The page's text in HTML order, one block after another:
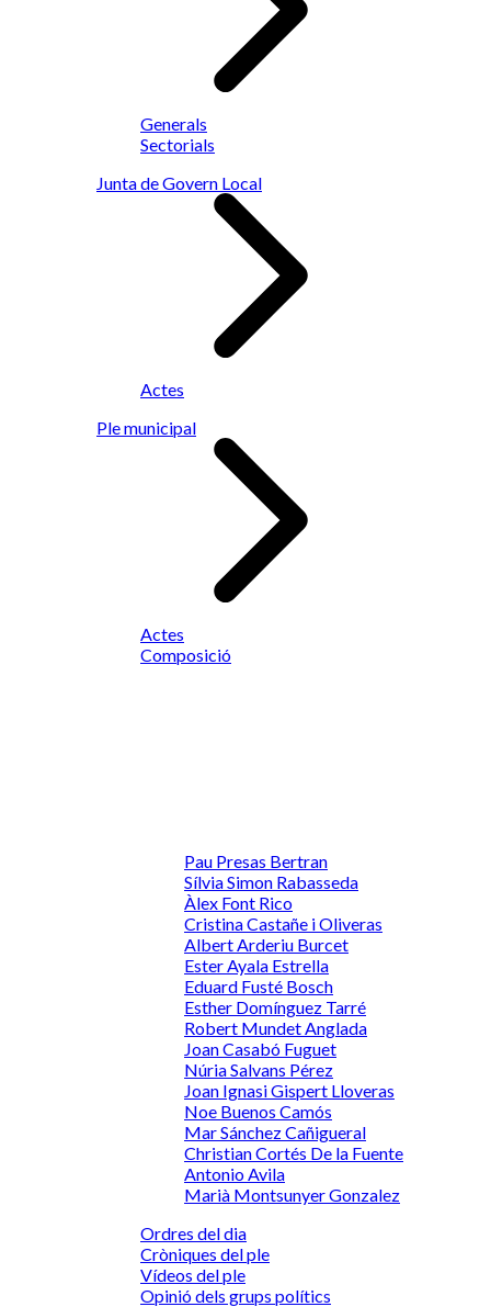
Generals
Sectorials
Junta de Govern Local
Actes
Ple municipal
Actes
Composició
Pau Presas Bertran
Sílvia Simon Rabasseda
Àlex Font Rico
Cristina Castañe i Oliveras
Albert Arderiu Burcet
Ester Ayala Estrella
Eduard Fusté Bosch
Esther Domínguez Tarré
Robert Mundet Anglada
Joan Casabó Fuguet
Núria Salvans Pérez
Joan Ignasi Gispert Lloveras
Noe Buenos Camós
Mar Sánchez Cañigueral
Christian Cortés De la Fuente
Antonio Avila
Marià Montsunyer Gonzalez
Ordres del dia
Cròniques del ple
Vídeos del ple
Opinió dels grups polítics